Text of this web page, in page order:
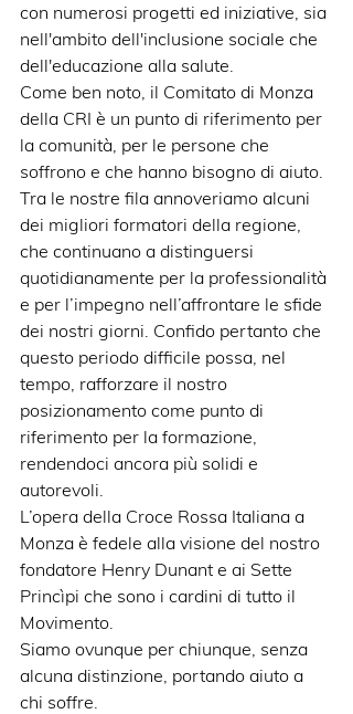
con numerosi progetti ed iniziative, sia
nell'ambito dell'inclusione sociale che
dell'educazione alla salute.
Come ben noto, il Comitato di Monza
della CRI è un punto di riferimento per
la comunità, per le persone che
soffrono e che hanno bisogno di aiuto.
Tra le nostre fila annoveriamo alcuni
dei migliori formatori della regione,
che continuano a distinguersi
quotidianamente per la professionalità
e per l’impegno nell’affrontare le sfide
dei nostri giorni. Confido pertanto che
questo periodo difficile possa, nel
tempo, rafforzare il nostro
posizionamento come punto di
riferimento per la formazione,
rendendoci ancora più solidi e
autorevoli.
L’opera della Croce Rossa Italiana a
Monza è fedele alla visione del nostro
fondatore Henry Dunant e ai Sette
Princìpi che sono i cardini di tutto il
Movimento.
Siamo ovunque per chiunque, senza
alcuna distinzione, portando aiuto a
chi soffre.